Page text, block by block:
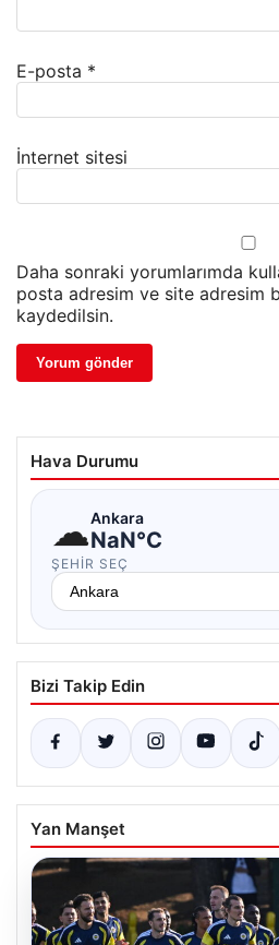
E-posta *
İnternet sitesi
Daha sonraki yorumlarımda
posta adresim ve site adresim
kaydedilsin.
Hava Durumu
☁Ankara
NaN°C
ŞEHIR SEÇ
Bizi Takip Edin
Yan Manşet